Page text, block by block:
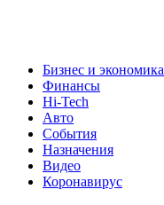
Бизнес и экономика
Финансы
Hi-Tech
Авто
События
Назначения
Видео
Коронавирус